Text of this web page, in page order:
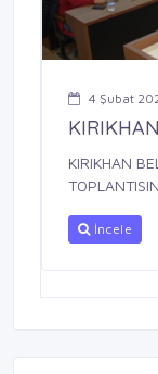
4 Şubat
KIRIKHAN
İncele